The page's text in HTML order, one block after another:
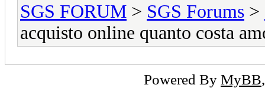
SGS FORUM > SGS Forums >
acquisto online quanto costa
Powered By MyBB